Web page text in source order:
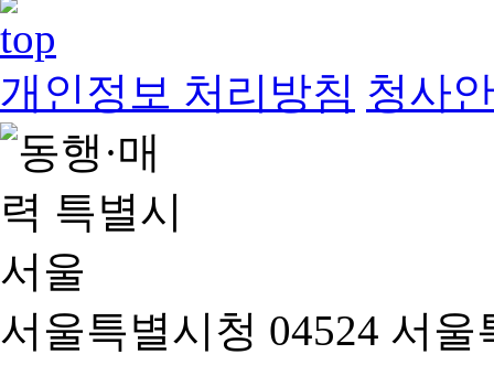
개인정보 처리방침 청사
서울특별시청 04524 서